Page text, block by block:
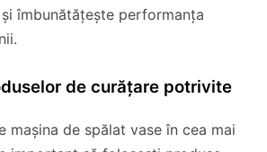
îmbunătățește performanța
de curățare potrivite
mașina de spălat vase în cea mai